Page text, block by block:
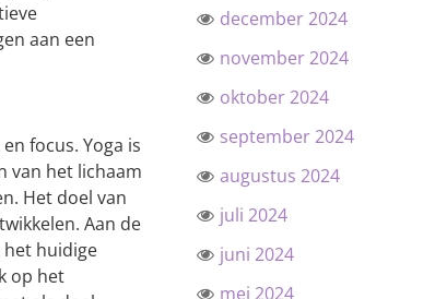
aan een
focus. Yoga is
van het lichaam
Het doel van
Aan de
huidige
op het
december 2024
november 2024
oktober 2024
september 2024
augustus 2024
juli 2024
juni 2024
mei 2024